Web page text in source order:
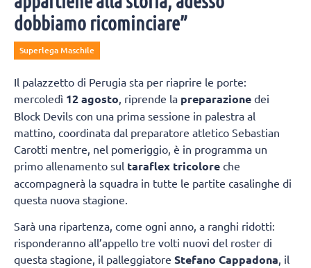
dobbiamo ricominciare”
Superlega Maschile
Il palazzetto di Perugia sta per riaprire le porte:
mercoledì 12 agosto, riprende la preparazione dei
Block Devils con una prima sessione in palestra al
mattino, coordinata dal preparatore atletico Sebastian
Carotti mentre, nel pomeriggio, è in programma un
primo allenamento sul taraflex tricolore che
accompagnerà la squadra in tutte le partite casalinghe di
questa nuova stagione.
Sarà una ripartenza, come ogni anno, a ranghi ridotti:
risponderanno all’appello tre volti nuovi del roster di
questa stagione, il palleggiatore Stefano Cappadona, il